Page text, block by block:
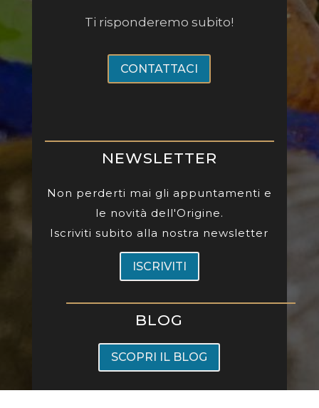
Ti risponderemo subito!
CONTATTACI
NEWSLETTER
Non perderti mai gli appuntamenti e
le novità dell'Origine.
Iscriviti subito alla nostra newsletter
ISCRIVITI
BLOG
SCOPRI IL BLOG